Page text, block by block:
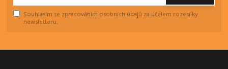
Souhlasím se zpracováním osobních údajů za účelem rozesílky
newsletteru.